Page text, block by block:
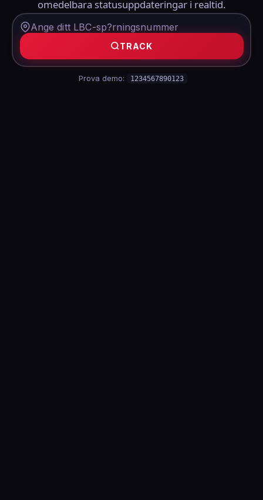
omedelbara statusuppdateringar i realtid.
TRACK
Prova demo: 1234567890123